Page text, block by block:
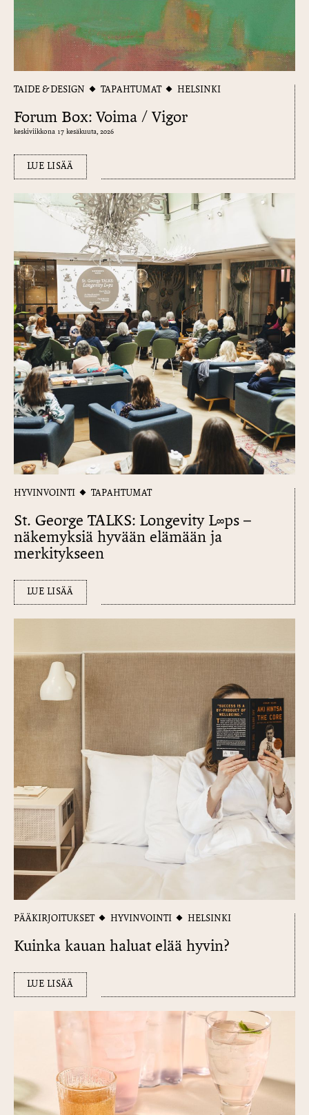
TAIDE & DESIGN TAPAHTUMAT HELSINKI
Forum Box: Voima / Vigor
keskiviikkona 17 kesäkuuta, 2026
LUE LISÄÄ
HYVINVOINTI TAPAHTUMAT
St. George TALKS: Longevity L∞​ps –
näkemyksiä hyvään elämään ja
merkitykseen
LUE LISÄÄ
PÄÄKIRJOITUKSET HYVINVOINTI HELSINKI
Kuinka kauan haluat elää hyvin?
LUE LISÄÄ